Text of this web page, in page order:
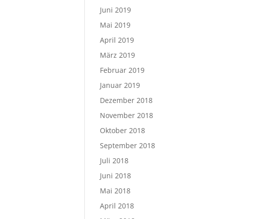
Juni 2019
Mai 2019
April 2019
März 2019
Februar 2019
Januar 2019
Dezember 2018
November 2018
Oktober 2018
September 2018
Juli 2018
Juni 2018
Mai 2018
April 2018